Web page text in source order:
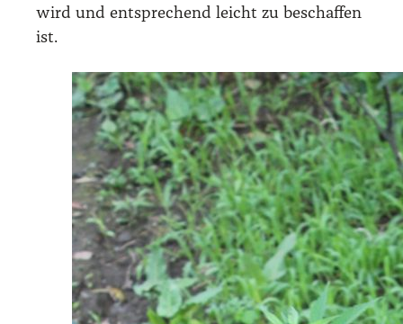
wird und ent­spre­chend leicht zu beschaf­fen
ist.